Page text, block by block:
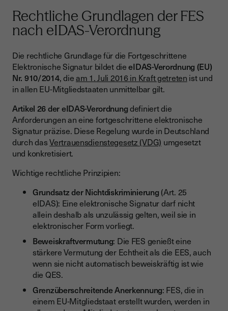
Rechtliche Grundlagen der FES
nach eIDAS-Verordnung
Die rechtliche Grundlage für die Fortgeschrittene
Elektronische Signatur bildet dieeIDAS-Verordnung (EU)
Nr. 910/2014, dieam 1. Juli 2016 in Kraft getreten ist und
in allen EU-Mitgliedstaaten unmittelbar gilt.
Artikel 26 der eIDAS-Verordnungdefiniert die
Anforderungen an eine fortgeschrittene elektronische
Signatur präzise. Diese Regelung wurde in Deutschland
durch dasVertrauensdienstegesetz (VDG) umgesetzt
und konkretisiert.
Wichtige rechtliche Prinzipien:
Grundsatz der Nichtdiskriminierung (Art. 25
eIDAS): Eine elektronische Signatur darf nicht
allein deshalb als unzulässig gelten, weil sie in
elektronischer Form vorliegt.
Beweiskraftvermutung: Die FES genießt eine
stärkere Vermutung der Echtheit als die EES, auch
wenn sie nicht automatisch beweiskräftig ist wie
die QES.
Grenzüberschreitende Anerkennung: FES, die in
einem EU-Mitgliedstaat erstellt wurden, werden in